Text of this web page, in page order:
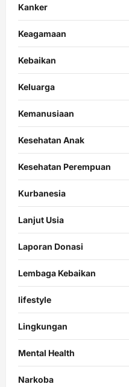
Kanker
Keagamaan
Kebaikan
Keluarga
Kemanusiaan
Kesehatan Anak
Kesehatan Perempuan
Kurbanesia
Lanjut Usia
Laporan Donasi
Lembaga Kebaikan
lifestyle
Lingkungan
Mental Health
Narkoba